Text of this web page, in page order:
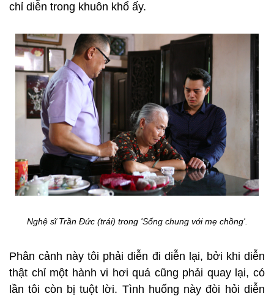
chỉ diễn trong khuôn khổ ấy.
Nghệ sĩ Trần Đức (trái) trong 'Sống chung với mẹ chồng'.
Phân cảnh này tôi phải diễn đi diễn lại, bởi khi diễn
thật chỉ một hành vi hơi quá cũng phải quay lại, có
lần tôi còn bị tuột lời. Tình huống này đòi hỏi diễn